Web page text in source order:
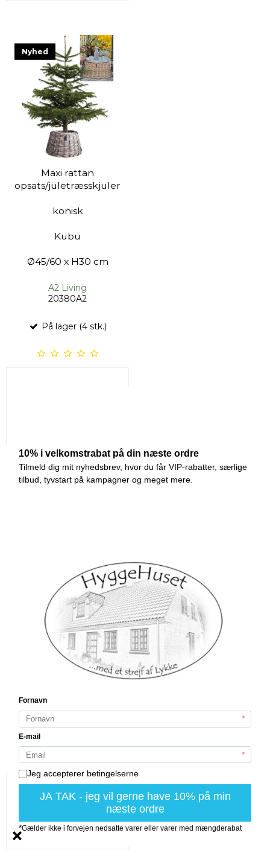
Nyhed
Maxi rattan
opsats/juletræsskjuler
konisk
Kubu
Ø45/60 x H30 cm
A2 Living
20380A2
På lager (4 stk.)
Spyd - 90 cm
Sort
til hængelanterner
40099BA2
På lager (12 stk.)
65,00 DKK